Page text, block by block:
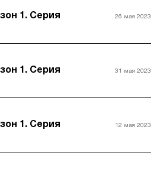
1. Серия
26 мая 2023
1. Серия
31 мая 2023
1. Серия
12 мая 2023